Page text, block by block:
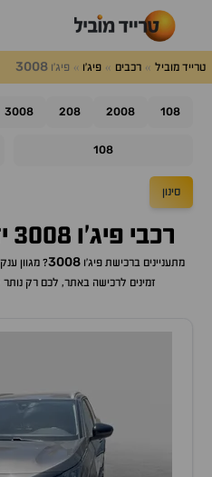
טרייד מוביל רכבים פיג'ו פיג'ו3008
108
2008
208
3008
108
סינון
רכבי פיג'ו 3008 יד שנייה למכירה
מתעניינים ברכישתפיג'ו3008? מגוון
זמינים לרכישה באתר, לכם רק